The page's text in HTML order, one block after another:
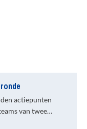
actiepunten
van twee…